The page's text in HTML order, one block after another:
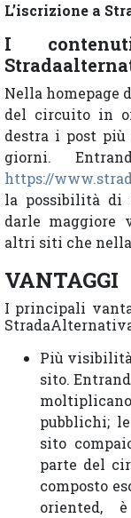
L’iscrizione a
I
Nella homepage
del circuito in
destra i post
giorni.
https://
la possibilità di
darle maggiore
altri siti che
VANTAGGI
I principali
Più
sito.
pubblichi;
sito
parte del
composto
oriented,